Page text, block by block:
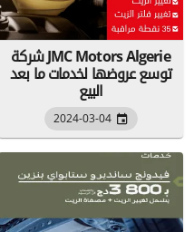
شركة JMC Motors Algerie
توسع عروضها لخدمات ما بعد
البيع
2024-03-04